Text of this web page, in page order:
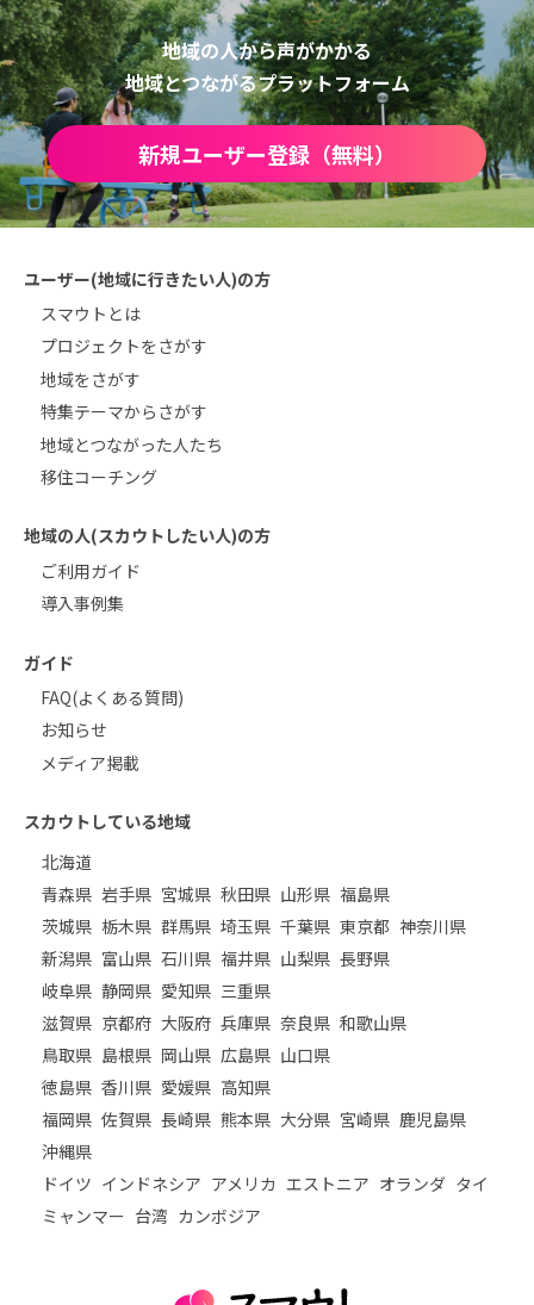
地域の人から声がかかる
地域とつながるプラットフォーム
新規ユーザー登録（無料）
ユーザー(地域に行きたい人)の方
スマウトとは
プロジェクトをさがす
地域をさがす
特集テーマからさがす
地域とつながった人たち
移住コーチング
地域の人(スカウトしたい人)の方
ご利用ガイド
導入事例集
ガイド
FAQ(よくある質問)
お知らせ
メディア掲載
スカウトしている地域
北海道
青森県 岩手県 宮城県 秋田県 山形県 福島県
茨城県 栃木県 群馬県 埼玉県 千葉県 東京都 神奈川県
新潟県 富山県 石川県 福井県 山梨県 長野県
岐阜県 静岡県 愛知県 三重県
滋賀県 京都府 大阪府 兵庫県 奈良県 和歌山県
鳥取県 島根県 岡山県 広島県 山口県
徳島県 香川県 愛媛県 高知県
福岡県 佐賀県 長崎県 熊本県 大分県 宮崎県 鹿児島県
沖縄県
ドイツ インドネシア アメリカ エストニア オランダ タイ
ミャンマー 台湾 カンボジア